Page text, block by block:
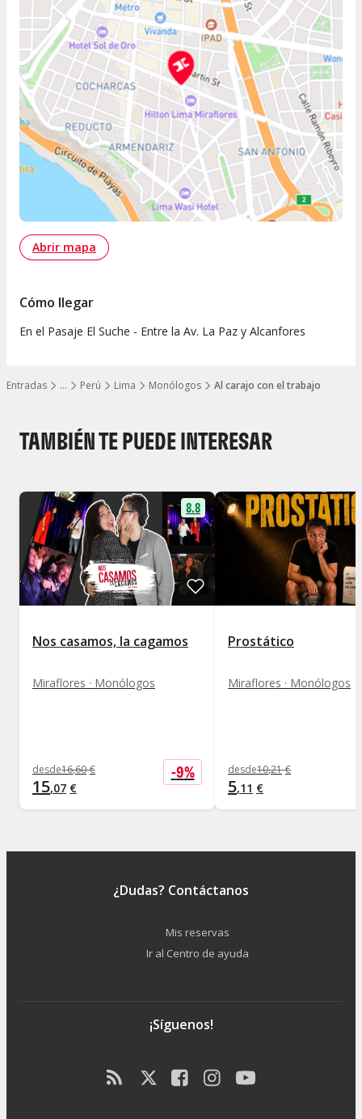
…
Mostrar todos los niveles
Entradas Perú Lima Monólogos Al carajo con el trabajo
Abrir mapa
Cómo llegar
En el Pasaje El Suche - Entre la Av. La Paz y Alcanfores
TAMBIÉN TE PUEDE INTERESAR
8.8
Nos casamos, la cagamos
Miraflores · Monólogos
desde16,60 €
15,07 €
-9%
Prostático
Miraflores · Monólogos
desde10,21 €
5,11 €
¿Dudas? Contáctanos
Mis reservas
Ir al Centro de ayuda
¡Síguenos!